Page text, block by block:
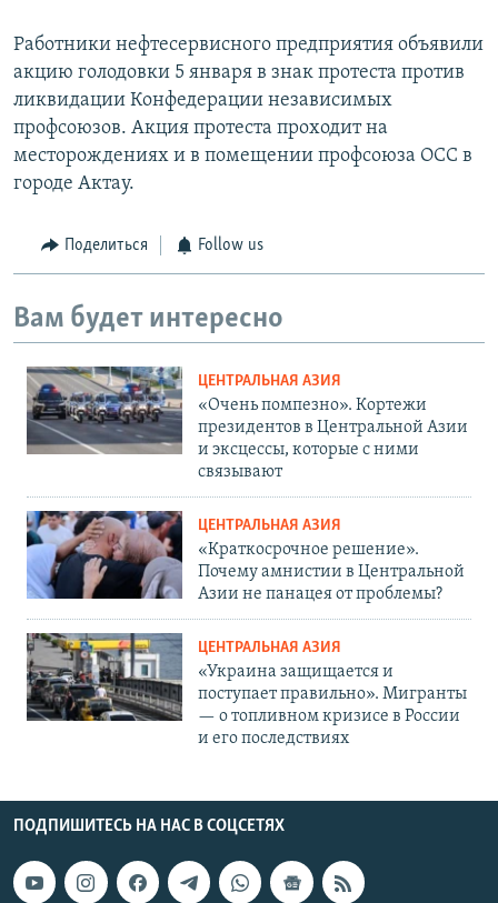
Работники нефтесервисного предприятия объявили
акцию голодовки 5 января в знак протеста против
ликвидации Конфедерации независимых
профсоюзов. Акция протеста проходит на
месторождениях и в помещении профсоюза ОСС в
городе Актау.
Поделиться Follow us
Вам будет интересно
ЦЕНТРАЛЬНАЯ АЗИЯ
«Очень помпезно». Кортежи
президентов в Центральной Азии
и эксцессы, которые с ними
связывают
ЦЕНТРАЛЬНАЯ АЗИЯ
«Краткосрочное решение».
Почему амнистии в Центральной
Азии не панацея от проблемы?
ЦЕНТРАЛЬНАЯ АЗИЯ
«Украина защищается и
поступает правильно». Мигранты
— о топливном кризисе в России
и его последствиях
ПОДПИШИТЕСЬ НА НАС В СОЦСЕТЯХ